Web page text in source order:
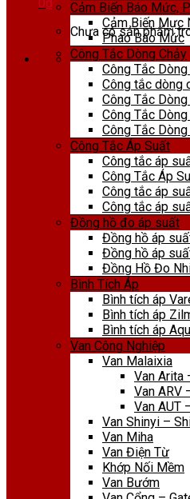
0₫
Chưa có sản phẩm
Cảm Biến Báo Mức,
Cảm Biến Mực
Phao Báo Mức
Công Tắc Dòng Chảy
Công Tắc
Công tắc dòng
Công Tắc
Công Tắc
Công Tắc
Công Tắc Áp Suất
Công tắc áp
Công Tắc Áp
Công tắc áp
Công tắc áp
Đồng hồ đo áp suất
Đồng hồ áp
Đồng hồ áp
Đồng Hồ Đo
Bình Tích Áp
Bình tích áp
Bình tích áp
Bình tích áp
Van Công Nghiệp
Van Malaixia
Van Arita
Van ARV
Van AUT
Van Shinyi –
Van Miha
Van Điện Từ
Khớp Nối Mềm
Van Bướm